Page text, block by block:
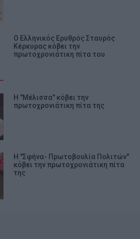
Ο Ελληνικός Ερυθρός Σταυρός
Κέρκυρας κόβει την
πρωτοχρονιάτικη πίτα του
Η "Μέλισσα" κόβει την
πρωτοχρονιάτικη πίτα της
Η "Σφήνα- Πρωτοβουλία Πολιτών"
κόβει την πρωτοχρονιάτικη πίτα
της